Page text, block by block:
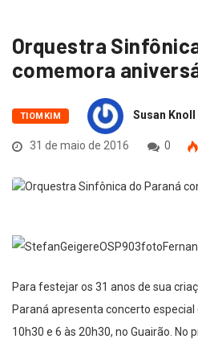
Orquestra
comemora
TIOMKIM Susan Knoll
31 de maio de 2016 0
Para festejar os 31 anos de sua
Paraná apresenta concerto especial
10h30 e 6 às 20h30, no Guairão. No